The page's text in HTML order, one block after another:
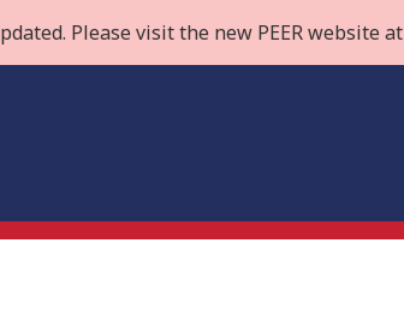
Please visit the new PEER website at